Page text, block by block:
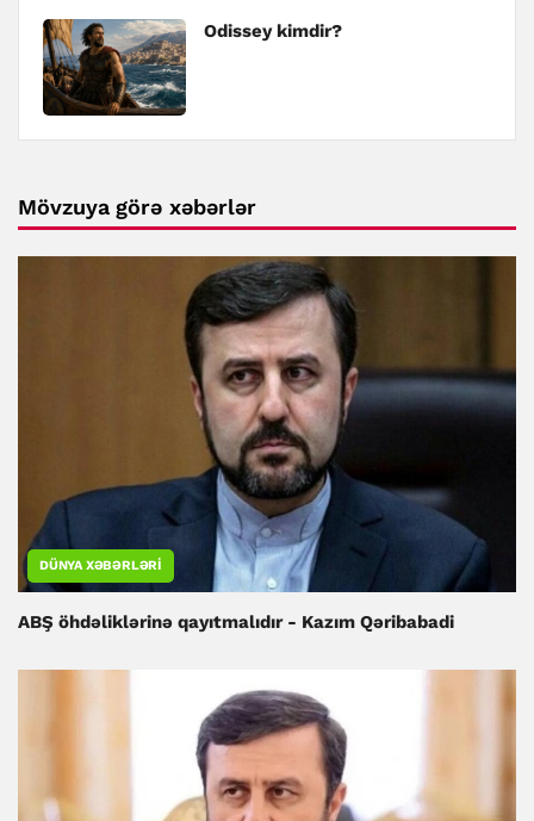
Odissey kimdir?
Mövzuya görə xəbərlər
DÜNYA XƏBƏRLƏRI
ABŞ öhdəliklərinə qayıtmalıdır - Kazım Qəribabadi